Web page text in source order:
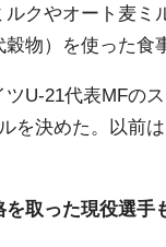
クやオート麦ミ
物）を使った食
U-21代表MFの
を決めた。以前
取った現役選手